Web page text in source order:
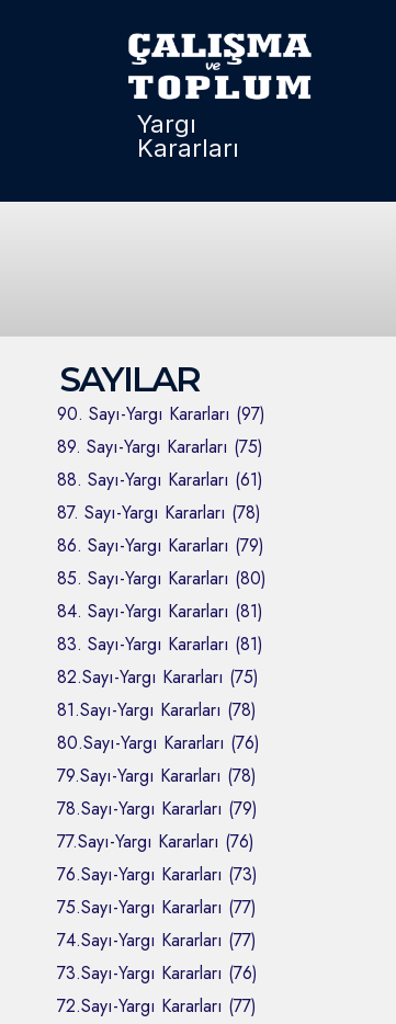
Yargı
Kararları
SAYILAR
90. Sayı-Yargı Kararları (97)
89. Sayı-Yargı Kararları (75)
88. Sayı-Yargı Kararları (61)
87. Sayı-Yargı Kararları (78)
86. Sayı-Yargı Kararları (79)
85. Sayı-Yargı Kararları (80)
84. Sayı-Yargı Kararları (81)
83. Sayı-Yargı Kararları (81)
82.Sayı-Yargı Kararları (75)
81.Sayı-Yargı Kararları (78)
80.Sayı-Yargı Kararları (76)
79.Sayı-Yargı Kararları (78)
78.Sayı-Yargı Kararları (79)
77.Sayı-Yargı Kararları (76)
76.Sayı-Yargı Kararları (73)
75.Sayı-Yargı Kararları (77)
74.Sayı-Yargı Kararları (77)
73.Sayı-Yargı Kararları (76)
72.Sayı-Yargı Kararları (77)